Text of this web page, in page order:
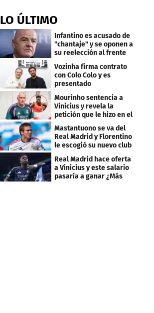
LO ÚLTIMO
Infantino es acusado de
"chantaje" y se oponen a
su reelección al frente
de la FIFA
Vozinha firma contrato
con Colo Colo y es
presentado
oficialmente: su salario
Mourinho sentencia a
Vinicius y revela la
petición que le hizo en el
Mastantuono se va del
Real Madrid y Florentino
le escogió su nuevo club
Real Madrid hace oferta
a Vinicius y este salario
pasaría a ganar ¿Más